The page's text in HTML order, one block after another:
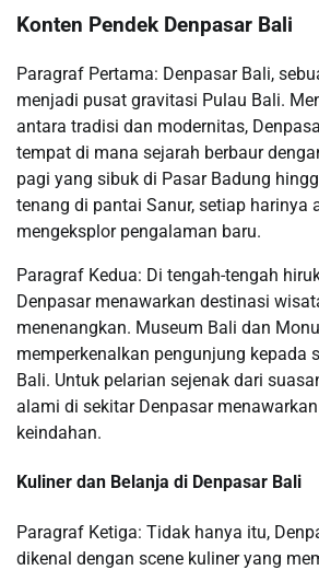
Konten Pendek Denpasar Bali
Paragraf Pertama: Denpasar Bali,
menjadi pusat gravitasi Pulau Bali.
antara tradisi dan modernitas,
tempat di mana sejarah berbaur
pagi yang sibuk di Pasar Badung
tenang di pantai Sanur, setiap harinya
mengeksplor pengalaman baru.
Paragraf Kedua: Di tengah-tengah
Denpasar menawarkan destinasi
menenangkan. Museum Bali dan
memperkenalkan pengunjung kepada
Bali. Untuk pelarian sejenak dari
alami di sekitar Denpasar
keindahan.
Kuliner dan Belanja di Denpasar Bali
Paragraf Ketiga: Tidak hanya itu,
dikenal dengan scene kuliner yang